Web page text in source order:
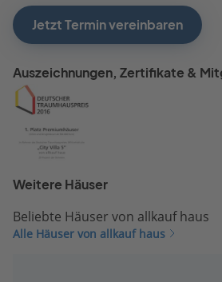
Jetzt Termin vereinbaren
Auszeichnungen, Zertifikate &
Weitere Häuser
Beliebte Häuser von allkauf haus
Alle Häuser von allkauf haus